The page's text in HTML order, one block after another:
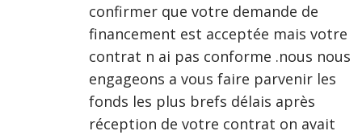
confirmer que votre demande de
financement est acceptée mais votre
contrat n ai pas conforme .nous nous
engageons a vous faire parvenir les
fonds les plus brefs délais après
réception de votre contrat on avait